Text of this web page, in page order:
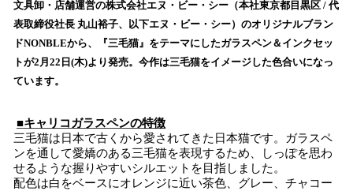
！
数
を
読
込
中
で
す
文具卸・店舗運営の株式会社エヌ・ビー・シー（本社東京都目黒区 / 代
表取締役社長 丸山裕子、以下エヌ・ビー・シー）のオリジナルブラン
ドNONBLEから、『三毛猫』をテーマにしたガラスペン＆インクセッ
トが2月22日(木)より発売。今作は三毛猫をイメージした色合いになっ
ています。
■キャリコガラスペンの特徴
三毛猫は日本で古くから愛されてきた日本猫です。ガラスペ
ンを通して愛嬌のある三毛猫を表現するため、しっぽを思わ
せるような握りやすいシルエットを目指しました。
配色は白をベースにオレンジに近い茶色、グレー、チャコー